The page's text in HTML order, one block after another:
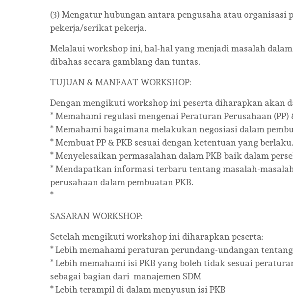
(3) Mengatur hubungan antara pengusaha atau organisasi
pekerja/serikat pekerja.
Melalaui workshop ini, hal-hal yang menjadi masalah
dibahas secara gamblang dan tuntas.
TUJUAN & MANFAAT WORKSHOP:
Dengan mengikuti workshop ini peserta diharapkan akan
* Memahami regulasi mengenai Peraturan Perusahaan (PP)
* Memahami bagaimana melakukan negosiasi dalam
* Membuat PP & PKB sesuai dengan ketentuan yang berlaku.
* Menyelesaikan permasalahan dalam PKB baik dalam
* Mendapatkan informasi terbaru tentang masalah-
perusahaan dalam pembuatan PKB.
*
SASARAN WORKSHOP:
Setelah mengikuti workshop ini diharapkan peserta:
* Lebih memahami peraturan perundang-undangan
* Lebih memahami isi PKB yang boleh tidak sesuai
sebagai bagian dari manajemen SDM
* Lebih terampil di dalam menyusun isi PKB